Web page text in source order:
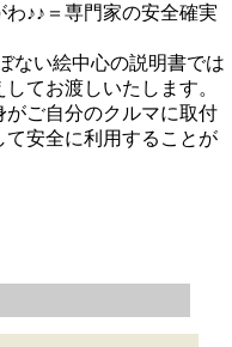
♪♪＝専門家の安全確実
ない絵中心の説明書では
てお渡しいたします。
ご自分のクルマに取付
て安全に利用することが